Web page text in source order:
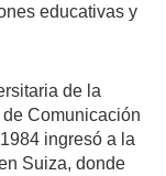
educativas y
de la
Comunicación
ingresó a la
Suiza, donde